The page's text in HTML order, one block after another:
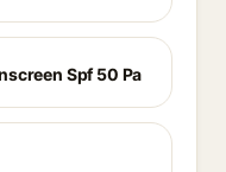
Spf 50 Pa